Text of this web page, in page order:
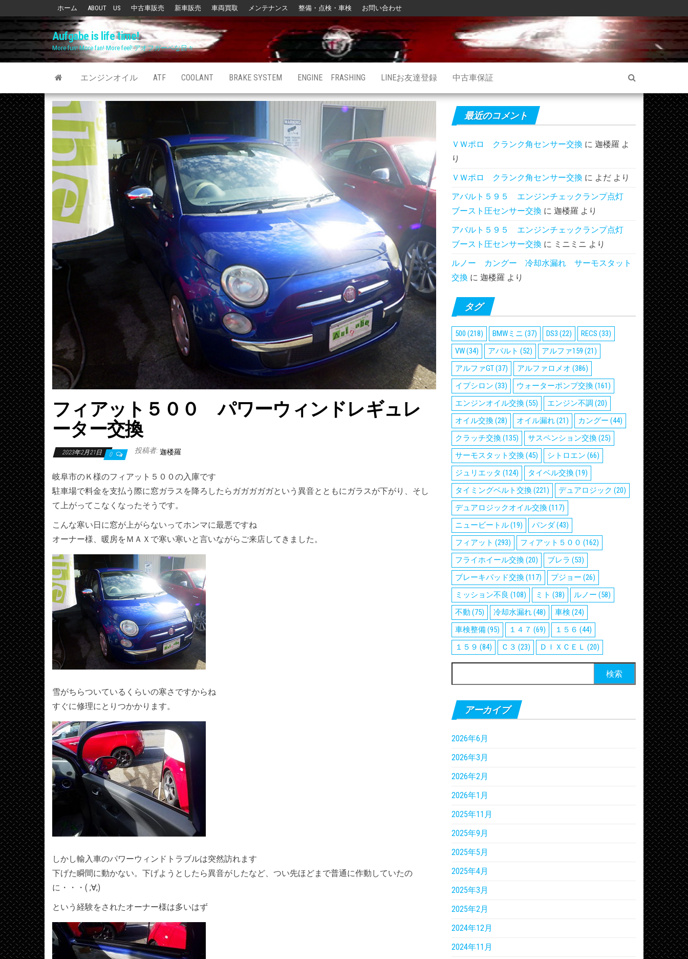
the
content
ホーム ABOUT US 中古車販売 新車販売 車両買取 メンテナンス 整備・点検・車検 お問い合わせ
Aufgabe is life time!
More fun! More fan! More feel! アオフガーベな日々
エンジンオイル ATF COOLANT BRAKE SYSTEM ENGINE FRASHING LINEお友達登録 中古車保証
フィアット５００ パワーウィンドレギュレ
ーター交換
2023年2月21日 0 投稿者: 迦楼羅
岐阜市のＫ様のフィアット５００の入庫です
駐車場で料金を支払う際に窓ガラスを降ろしたらガガガガガという異音とともにガラスが下がり、そし
て上がってこなくなったそうです。
こんな寒い日に窓が上がらないってホンマに最悪ですね
オーナー様、暖房をＭＡＸで寒い寒いと言いながらご来店してきました。
雪がちらついているくらいの寒さですからね
すぐに修理にとりつかかります。
しかし輸入車のパワーウィンドトラブルは突然訪れます
下げた瞬間に動かない。下げようとしたら異音がしたなど、つい先ほどまで普通に作動していたの
に・・・( ;∀;)
という経験をされたオーナー様は多いはず
最近のコメント
ＶＷポロ クランク角センサー交換 に 迦楼羅 よ
り
ＶＷポロ クランク角センサー交換 に よだ より
アバルト５９５ エンジンチェックランプ点灯
ブースト圧センサー交換 に 迦楼羅 より
アバルト５９５ エンジンチェックランプ点灯
ブースト圧センサー交換 に ミニミニ より
ルノー カングー 冷却水漏れ サーモスタット
交換 に 迦楼羅 より
タグ
500 (218) BMWミニ (37) DS3 (22) RECS (33)
VW(34) アバルト (52) アルファ159 (21)
アルファGT(37) アルファロメオ (386)
イプシロン (33) ウォーターポンプ交換(161)
エンジンオイル交換(55) エンジン不調 (20)
オイル交換(28) オイル漏れ(21) カングー (44)
クラッチ交換(135) サスペンション交換(25)
サーモスタット交換(45) シトロエン (66)
ジュリエッタ (124) タイベル交換(19)
タイミングベルト交換(221) デュアロジック (20)
デュアロジックオイル交換(117)
ニュービートル(19) パンダ(43)
フィアット (293) フィアット５００ (162)
フライホイール交換(20) ブレラ (53)
ブレーキパッド交換(117) プジョー (26)
ミッション不良 (108) ミト (38) ルノー (58)
不動 (75) 冷却水漏れ(48) 車検 (24)
車検整備(95) １４７ (69) １５６ (44)
１５９ (84) Ｃ３ (23) ＤＩＸＣＥＬ (20)
索:
アーカイブ
2026年6月
2026年3月
2026年2月
2026年1月
2025年11月
2025年9月
2025年5月
2025年4月
2025年3月
2025年2月
2024年12月
2024年11月